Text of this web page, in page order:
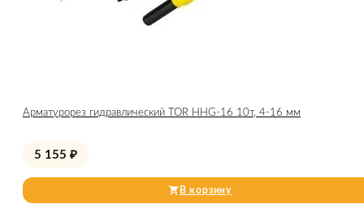
Арматурорез гидравлический TOR HHG-16 10т, 4-16 мм
5 155 ₽
В корзину